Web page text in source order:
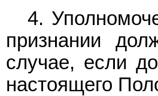
4.
признании
случае, если
настоящего